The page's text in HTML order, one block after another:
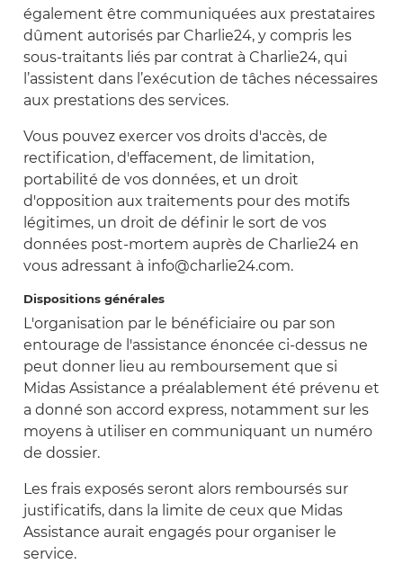
également être communiquées aux prestataires
dûment autorisés par Charlie24, y compris les
sous-traitants liés par contrat à Charlie24, qui
l’assistent dans l’exécution de tâches nécessaires
aux prestations des services.
Vous pouvez exercer vos droits d'accès, de
rectification, d'effacement, de limitation,
portabilité de vos données, et un droit
d'opposition aux traitements pour des motifs
légitimes, un droit de définir le sort de vos
données post-mortem auprès de Charlie24 en
vous adressant à info@charlie24.com.
Dispositions générales
L'organisation par le bénéficiaire ou par son
entourage de l'assistance énoncée ci-dessus ne
peut donner lieu au remboursement que si
Midas Assistance a préalablement été prévenu et
a donné son accord express, notamment sur les
moyens à utiliser en communiquant un numéro
de dossier.
Les frais exposés seront alors remboursés sur
justificatifs, dans la limite de ceux que Midas
Assistance aurait engagés pour organiser le
service.